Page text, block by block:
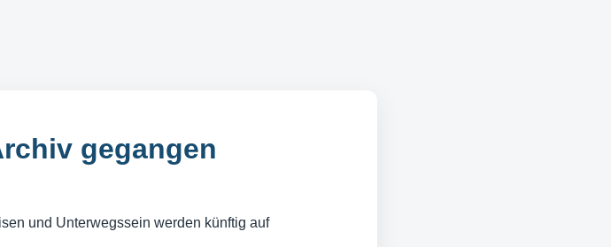
gegangen
und Unterwegssein werden künftig auf